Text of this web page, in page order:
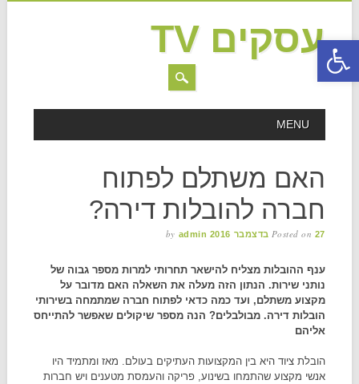
פתח סרגל נגישות
עסקים TV
MAIN MENU
MENU
האם משתלם לפתוח
חברה להובלות דירה?
Posted on 27 בדצמבר 2016 by admin
ענף ההובלות מצליח להישאר תחרותי למרות מספר גבוה של
נותני שירות. הנתון הזה מעלה את השאלה האם מדובר על
מקצוע משתלם, ועד כמה כדאי לפתוח חברה שמתמחה בשירותי
הובלות דירה. מבולבלים? הנה מספר שיקולים שאפשר להתייחס
אליהם
הובלת ציוד היא בין המקצועות העתיקים בעולם. מאז ומתמיד היו
אנשי מקצוע שהתמחו בשינוע, פריקה והעמסת מטענים ויש חברות